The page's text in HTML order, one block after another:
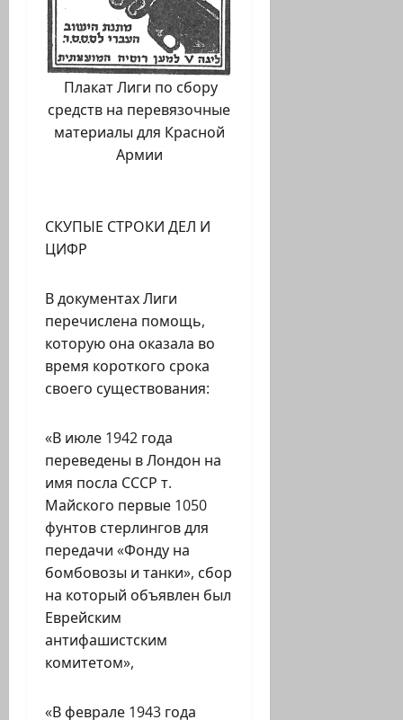
Плакат Лиги по сбору
средств на перевязочные
материалы для Красной
Армии
СКУПЫЕ СТРОКИ ДЕЛ И
ЦИФР
В документах Лиги
перечислена помощь,
которую она оказала во
время короткого срока
своего существования:
«В июле 1942 года
переведены в Лондон на
имя посла СССР т.
Майского первые 1050
фунтов стерлингов для
передачи «Фонду на
бомбовозы и танки», сбор
на который объявлен был
Еврейским
антифашистским
комитетом»,
«В феврале 1943 года